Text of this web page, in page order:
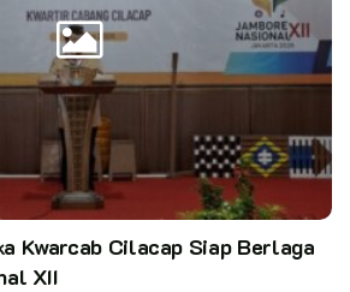
bogor Pasti hebat
Kwarcab Cilacap Siap Berlaga
XII